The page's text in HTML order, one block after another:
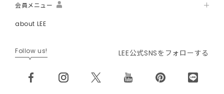
会員メニュー
about LEE
Follow us! LEE公式SNSをフォローする